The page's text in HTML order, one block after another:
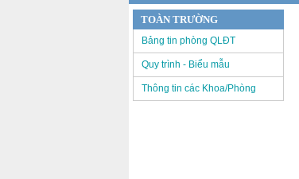
TOÀN TRƯỜNG
Bảng tin phòng QLĐT
Quy trình - Biểu mẫu
Thông tin các Khoa/Phòng